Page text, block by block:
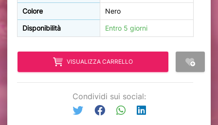
Colore Nero
Disponibilità Entro 5 giorni
VISUALIZZA CARRELLO
Condividi sui social: